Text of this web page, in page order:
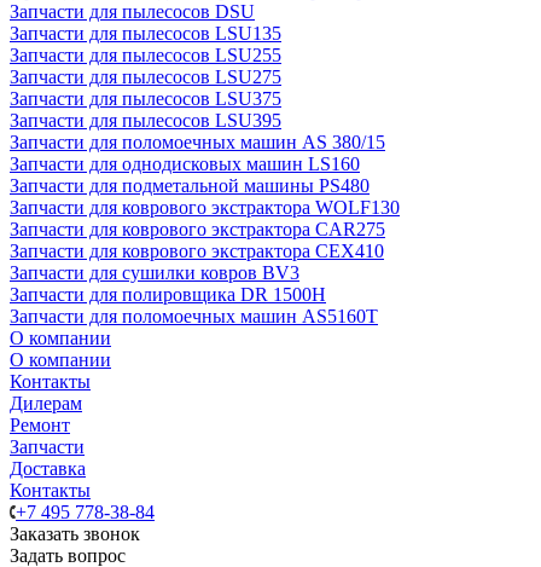
Запчасти для пылесосов DSU
Запчасти для пылесосов LSU135
Запчасти для пылесосов LSU255
Запчасти для пылесосов LSU275
Запчасти для пылесосов LSU375
Запчасти для пылесосов LSU395
Запчасти для поломоечных машин AS 380/15
Запчасти для однодисковых машин LS160
Запчасти для подметальной машины PS480
Запчасти для коврового экстрактора WOLF130
Запчасти для коврового экстрактора CAR275
Запчасти для коврового экстрактора CEX410
Запчасти для сушилки ковров BV3
Запчасти для полировщика DR 1500H
Запчасти для поломоечных машин AS5160T
О компании
О компании
Контакты
Дилерам
Ремонт
Запчасти
Доставка
Контакты
+7 495 778-38-84
Заказать звонок
Задать вопрос